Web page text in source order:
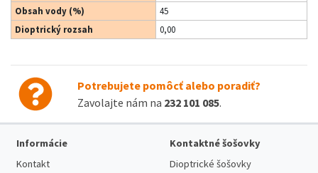
Obsah vody (%)
45
Dioptrický rozsah
0,00
Potrebujete pomôcť alebo poradiť?
Zavolajte nám na 232 101 085.
Informácie
Kontakt
Kontaktné šošovky
Dioptrické šošovky